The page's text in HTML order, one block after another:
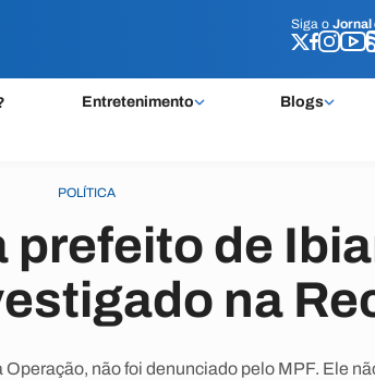
Siga o Jornal
Entretenimento Blogs
Siga o Jornal
POLÍTICA
prefeito de
na
não foi denunciado pelo MPF. Ele